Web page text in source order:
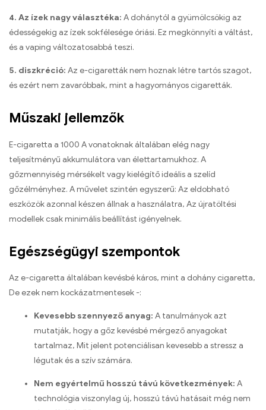
4. Az ízek nagy választéka: A dohánytól a gyümölcsökig az
édességekig az ízek sokfélesége óriási. Ez megkönnyíti a váltást,
és a vaping változatosabbá teszi.
5. diszkréció: Az e-cigaretták nem hoznak létre tartós szagot,
és ezért nem zavaróbbak, mint a hagyományos cigaretták.
Műszaki jellemzők
E-cigaretta a 1000 A vonatoknak általában elég nagy
teljesítményű akkumulátora van élettartamukhoz. A
gőzmennyiség mérsékelt vagy kielégítő ideális a szelíd
gőzélményhez. A művelet szintén egyszerű: Az eldobható
eszközök azonnal készen állnak a használatra, Az újratöltési
modellek csak minimális beállítást igényelnek.
Egészségügyi szempontok
Az e-cigaretta általában kevésbé káros, mint a dohány cigaretta,
De ezek nem kockázatmentesek -:
Kevesebb szennyező anyag: A tanulmányok azt
mutatják, hogy a gőz kevésbé mérgező anyagokat
tartalmaz, Mit jelent potenciálisan kevesebb a stressz a
légutak és a szív számára.
Nem egyértelmű hosszú távú következmények: A
technológia viszonylag új, hosszú távú hatásait még nem